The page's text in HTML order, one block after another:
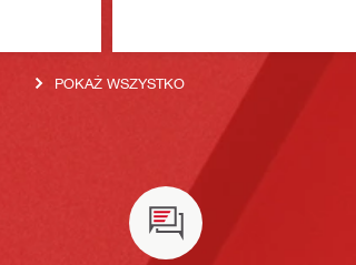
POKAŻ WSZYSTKO